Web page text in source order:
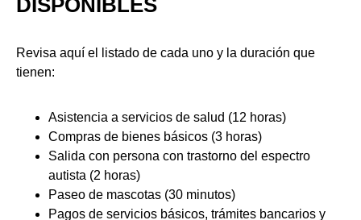
DISPONIBLES
Revisa aquí el listado de cada uno y la duración que
tienen:
Asistencia a servicios de salud (12 horas)
Compras de bienes básicos (3 horas)
Salida con persona con trastorno del espectro
autista (2 horas)
Paseo de mascotas (30 minutos)
Pagos de servicios básicos, trámites bancarios y